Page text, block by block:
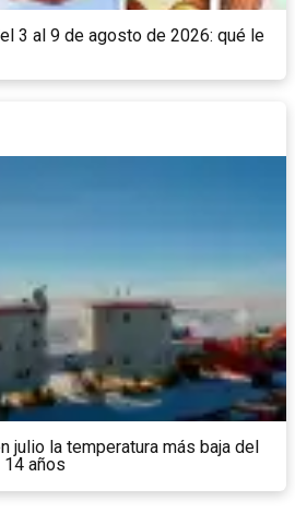
3 al 9 de agosto de 2026: qué le
julio la temperatura más baja del
años